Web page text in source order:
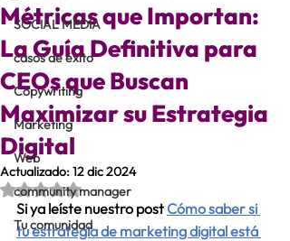
SOCIAL MEDIA
casos de éxito
Copywriting
Marketing
Web
community manager
Tu comunidad
Métricas que Importan:
La Guía Definitiva para
CEOs que Buscan
Maximizar su Estrategia
Digital
Actualizado:12 dic 2024
Obtuvo NaN de 5 estrellas.
Si ya leíste nuestro post Cómo saber si
tu estrategia de marketing digital está